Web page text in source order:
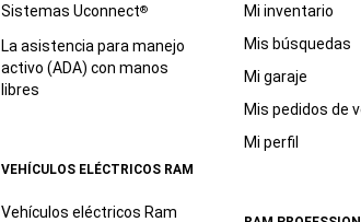
Sistemas Uconnect®
La asistencia para manejo
activo (ADA) con manos
libres
VEHÍCULOS ELÉCTRICOS RAM
Vehículos eléctricos Ram
Mi inventario
Mis búsquedas
Mi garaje
Mis pedidos de
Mi perfil